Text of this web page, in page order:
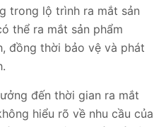
trong lộ trình ra mắt sản
thể ra mắt sản phẩm
đồng thời bảo vệ và phát
đến thời gian ra mắt
hiểu rõ về nhu cầu của